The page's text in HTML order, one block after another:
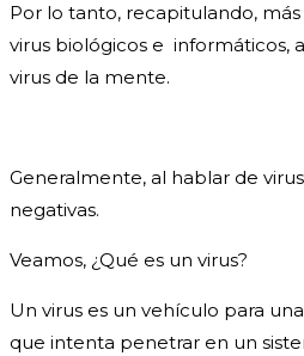
Por lo tanto, recapitulando,
virus biológicos e informáticos,
virus de la mente.
Generalmente, al hablar de
negativas.
Veamos, ¿Qué es un virus?
Un virus es un vehículo para
que intenta penetrar en un